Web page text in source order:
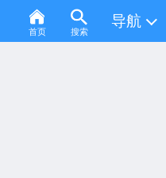
首页 搜索
导航